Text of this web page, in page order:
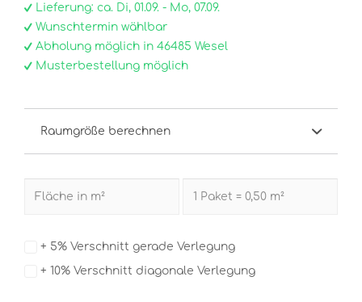
Lieferung: ca. Di, 01.09. - Mo, 07.09.
Wunschtermin wählbar
Abholung möglich in 46485 Wesel
Musterbestellung möglich
Raumgröße berechnen
+ 5% Verschnitt gerade Verlegung
+ 10% Verschnitt diagonale Verlegung